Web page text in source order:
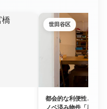
世田谷区
都会的な利便性と豊か
ノベ済み物件「尾山台